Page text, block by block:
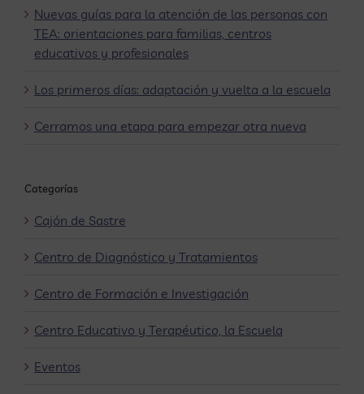
Nuevas guías para la atención de las personas con
TEA: orientaciones para familias, centros
educativos y profesionales
Los primeros días: adaptación y vuelta a la escuela
Cerramos una etapa para empezar otra nueva
Categorías
Cajón de Sastre
Centro de Diagnóstico y Tratamientos
Centro de Formación e Investigación
Centro Educativo y Terapéutico, la Escuela
Eventos